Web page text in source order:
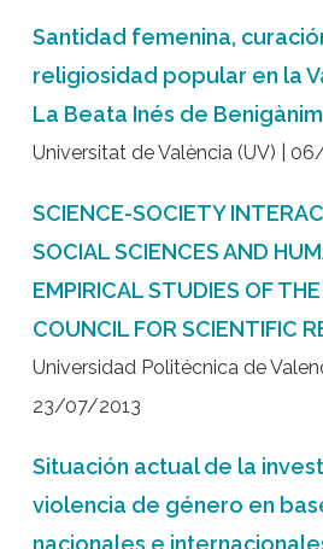
Santidad femenina,
religiosidad popular en la
La Beata Inés de Benigànim
Universitat de València (UV) |
SCIENCE-SOCIETY
SOCIAL SCIENCES AND
EMPIRICAL STUDIES OF
COUNCIL FOR SCIENTIFIC
Universidad Politécnica de
23/07/2013
Situación actual de la
violencia de género en
nacionales e